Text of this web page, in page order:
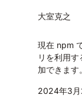
大室克之
現在 npm
リを利用
加できます。
2024年3月